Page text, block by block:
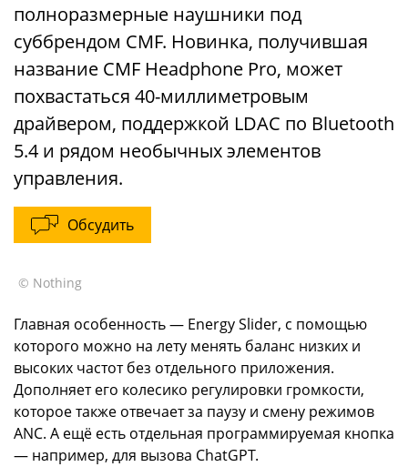
полноразмерные наушники под
суббрендом CMF. Новинка, получившая
название CMF Headphone Pro, может
похвастаться 40-миллиметровым
драйвером, поддержкой LDAC по Bluetooth
5.4 и рядом необычных элементов
управления.
Обсудить
© Nothing
Главная особенность — Energy Slider, с помощью
которого можно на лету менять баланс низких и
высоких частот без отдельного приложения.
Дополняет его колесико регулировки громкости,
которое также отвечает за паузу и смену режимов
ANC. А ещё есть отдельная программируемая кнопка
— например, для вызова ChatGPT.